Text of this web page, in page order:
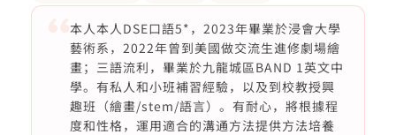
本人本人DSE口語5*，2023年畢業於浸會大學
藝術系，2022年曾到美國做交流生進修劇場繪
畫；三語流利，畢業於九龍城區BAND 1英文中
學。有私人和小班補習經驗，以及到校教授興
趣班（繪畫/stem/語言）。有耐心，將根據程
度和性格，運用適合的溝通方法提供方法培養